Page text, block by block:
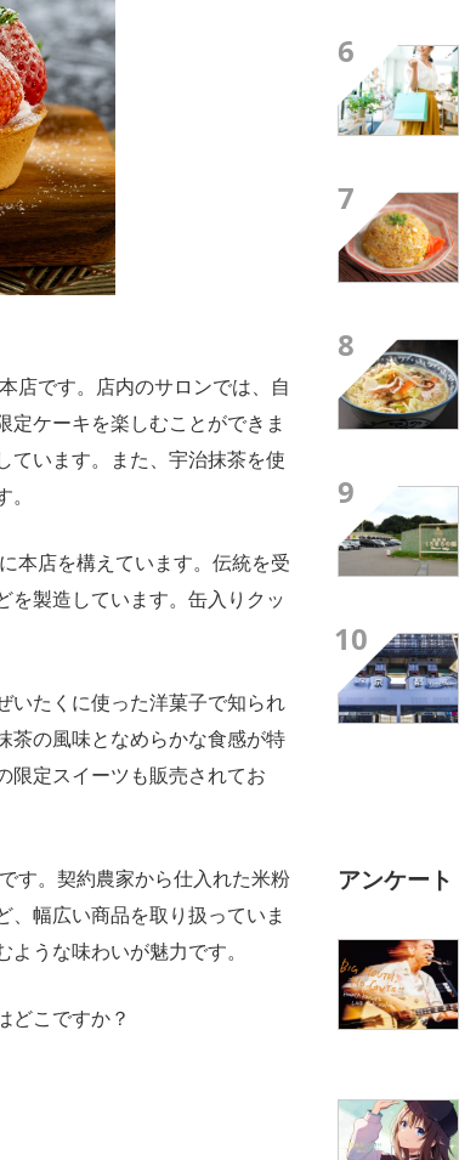
店です。店内のサロンでは、自
定ケーキを楽しむことができま
ています。また、宇治抹茶を使
。
本店を構えています。伝統を受
を製造しています。缶入りクッ
いたくに使った洋菓子で知られ
茶の風味となめらかな食感が特
限定スイーツも販売されてお
す。契約農家から仕入れた米粉
、幅広い商品を取り扱っていま
うな味わいが魅力です。
どこですか？
6
7
8
9
10
アンケート